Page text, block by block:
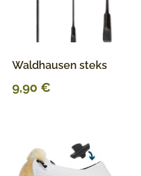
Waldhausen steks
9,90 €